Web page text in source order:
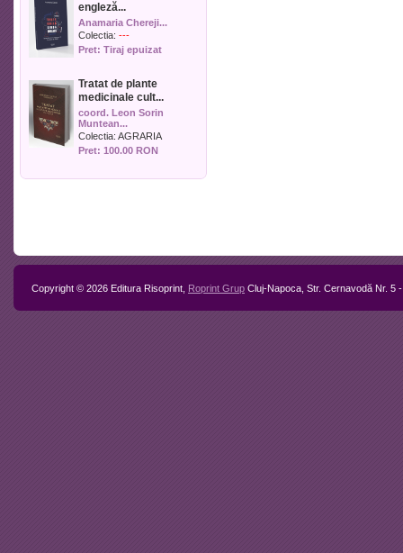
Media
Medicina umana
Medicina veterinara
Muzica
Pedagogie
Politica
Psihologie
Sport
engleză...
Anamaria Chereji...
Colectia: ---
Pret: Tiraj epuizat
Tratat de plante
medicinale cult...
coord. Leon Sorin
Muntean...
Colectia: AGRARIA
Pret: 100.00 RON
Copyright © 2026 Editura Risoprint, Roprint Grup Cluj-Napoca, Str. Cernavodă Nr. 5